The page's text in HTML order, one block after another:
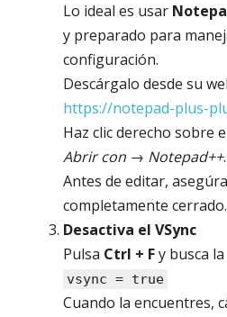
Lo ideal es usar
y preparado para
configuración.
Descárgalo desde su
https://notepad-plus-
Haz clic derecho sobre
Abrir con → Notepad++.
Antes de editar,
completamente cerrado.
Desactiva el VSync
Pulsa Ctrl + Fy busca
vsync = true
Cuando la encuentres,